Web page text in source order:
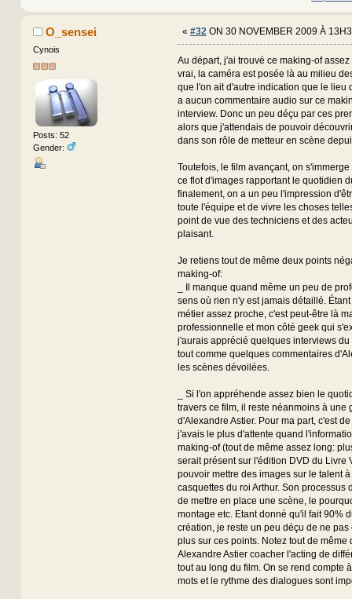
O_sensei
Cynois
Posts: 52
Gender:
« #32ON 30 NOVEMBER 2009 À
Au départ, j'ai trouvé ce making-of
vrai, la caméra est posée là au milieu
que l'on ait d'autre indication que le lieu
a aucun commentaire audio sur ce
interview. Donc un peu déçu par ces
alors que j'attendais de pouvoir
dans son rôle de metteur en scène
Toutefois, le film avançant, on
ce flot d'images rapportant le quotidien
finalement, on a un peu l'impression
toute l'équipe et de vivre les choses
point de vue des techniciens et des
plaisant.
Je retiens tout de même deux points
making-of:
_ Il manque quand même un peu de
sens où rien n'y est jamais détaillé.
métier assez proche, c'est peut-être là
professionnelle et mon côté geek qui
j'aurais apprécié quelques interviews du
tout comme quelques commentaires
les scènes dévoilées.
_ Si l'on appréhende assez bien le
travers ce film, il reste néanmoins à une
d'Alexandre Astier. Pour ma part, c'est
j'avais le plus d'attente quand
making-of (tout de même assez long:
serait présent sur l'édition DVD du Livre
pouvoir mettre des images sur le talent
casquettes du roi Arthur. Son processus
de mettre en place une scène, le
montage etc. Etant donné qu'il fait 90%
création, je reste un peu déçu de ne
plus sur ces points. Notez tout de même
Alexandre Astier coacher l'acting de
tout au long du film. On se rend compte
mots et le rythme des dialogues sont